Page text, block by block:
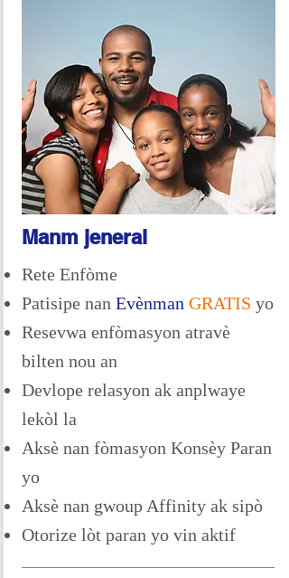
Manm jeneral
Rete Enfòme
Patisipe nan Evènman GRATIS yo
Resevwa enfòmasyon atravè
bilten nou an
Devlope relasyon ak anplwaye
lekòl la
Aksè nan fòmasyon Konsèy Paran
yo
Aksè nan gwoup Affinity ak sipò
Otorize lòt paran yo vin aktif